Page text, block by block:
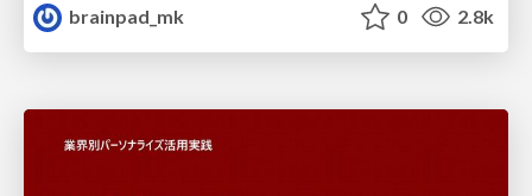
brainpad_mk
0 2.8k